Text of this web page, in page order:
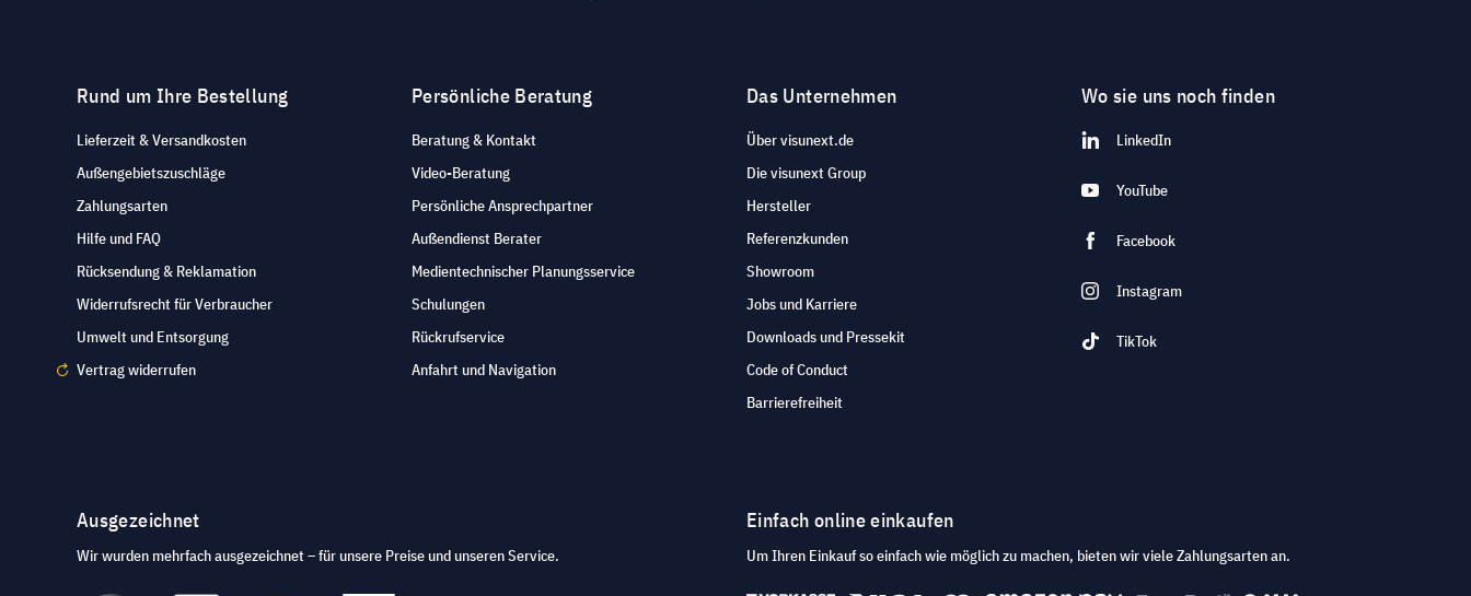
Rund um Ihre Bestellung
Lieferzeit & Versandkosten
Außengebietszuschläge
Zahlungsarten
Hilfe und FAQ
Rücksendung & Reklamation
Widerrufsrecht für Verbraucher
Umwelt und Entsorgung
Vertrag widerrufen
Persönliche Beratung
Beratung & Kontakt
Video-Beratung
Persönliche Ansprechpartner
Außendienst Berater
Medientechnischer Planungsservice
Schulungen
Rückrufservice
Anfahrt und Navigation
Das Unternehmen
Über visunext.de
Die visunext Group
Hersteller
Referenzkunden
Showroom
Jobs und Karriere
Downloads und Pressekit
Code of Conduct
Barrierefreiheit
Wo sie uns noch finden
LinkedIn
YouTube
Facebook
Instagram
TikTok
Ausgezeichnet
Wir wurden mehrfach ausgezeichnet – für unsere Preise und unseren Service.
Einfach online einkaufen
Um Ihren Einkauf so einfach wie möglich zu machen, bieten wir viele Zahlungsarten an.